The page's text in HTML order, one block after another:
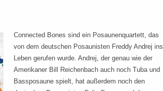
Connected Bones sind ein Posaunenquartett, das
von dem deutschen Posaunisten Freddy Andrej ins
Leben gerufen wurde. Andrej, der genau wie der
Amerikaner Bill Reichenbach auch noch Tuba und
Bassposaune spielt, hat außerdem noch den